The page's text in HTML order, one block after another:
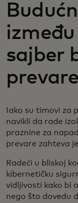
sajber
prevare
Iako su timovi za
navikli da rade
praznine za
prevare zahteva
Radeći u bliskoj
kibernetičku
vidljivosti kako bi
nego što dovedu